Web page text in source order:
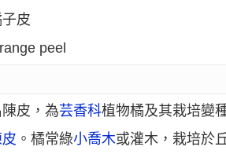
皮
peel
皮，為芸香科植物橘及其栽培變
。橘常綠小喬木或灌木，栽培於